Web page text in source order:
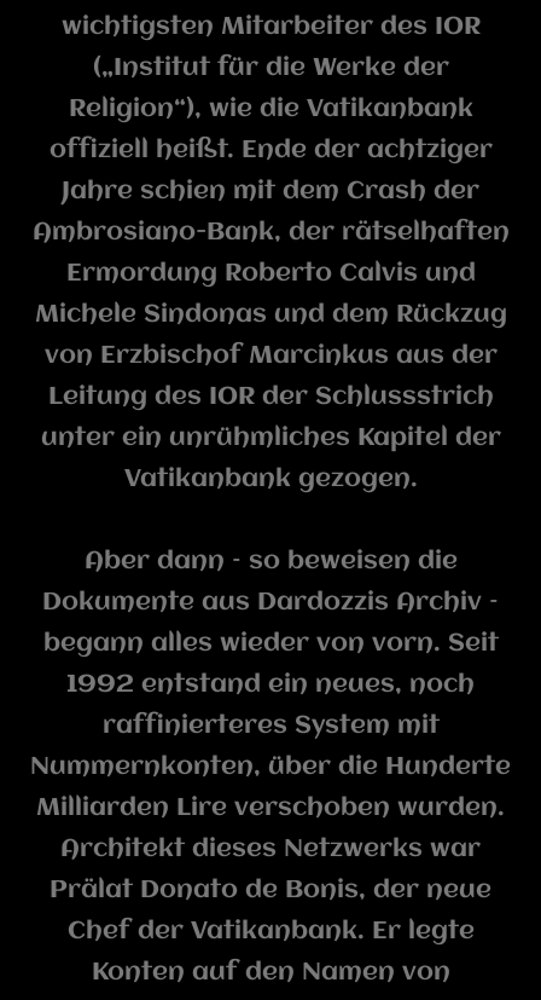
wichtigsten Mitarbeiter des IOR
(„Institut für die Werke der
Religion“), wie die Vatikanbank
offiziell heißt. Ende der achtziger
Jahre schien mit dem Crash der
Ambrosiano-Bank, der rätselhaften
Ermordung Roberto Calvis und
Michele Sindonas und dem Rückzug
von Erzbischof Marcinkus aus der
Leitung des IOR der Schlussstrich
unter ein unrühmliches Kapitel der
Vatikanbank gezogen.
Aber dann – so beweisen die
Dokumente aus Dardozzis Archiv –
begann alles wieder von vorn. Seit
1992 entstand ein neues, noch
raffinierteres System mit
Nummernkonten, über die Hunderte
Milliarden Lire verschoben wurden.
Architekt dieses Netzwerks war
Prälat Donato de Bonis, der neue
Chef der Vatikanbank. Er legte
Konten auf den Namen von